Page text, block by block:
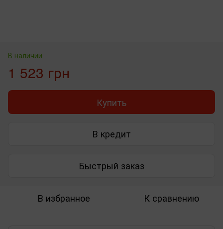
В наличии
1 523 грн
Купить
В кредит
Быстрый заказ
В избранное К сравнению